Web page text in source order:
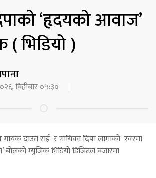
‘हृदयको आवाज’
( भिडियो )
बिहीबार ०५:३०
दाउत राई र गायिका दिपा लामाको स्वरमा
म्युजिक भिडियो डिजिटल बजारमा